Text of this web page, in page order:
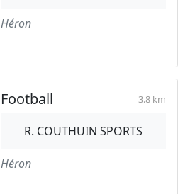
Héron
Football 3.8 km
R. COUTHUIN SPORTS
Héron